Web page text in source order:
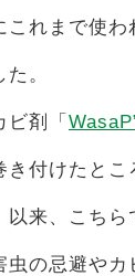
れまで使
。
剤「
付けたとこ
来、こち
の忌避や